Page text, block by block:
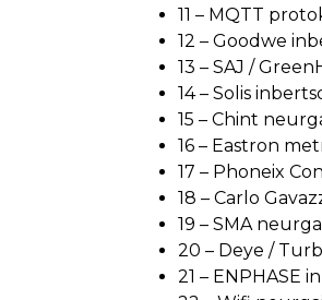
11 – MQTT
12 – Goodwe
13 – SAJ /
14 – Solis
15 – Chint
16 – Eastron
17 – Phoneix
18 – Carlo
19 – SMA
20 – Deye /
21 – ENPHASE